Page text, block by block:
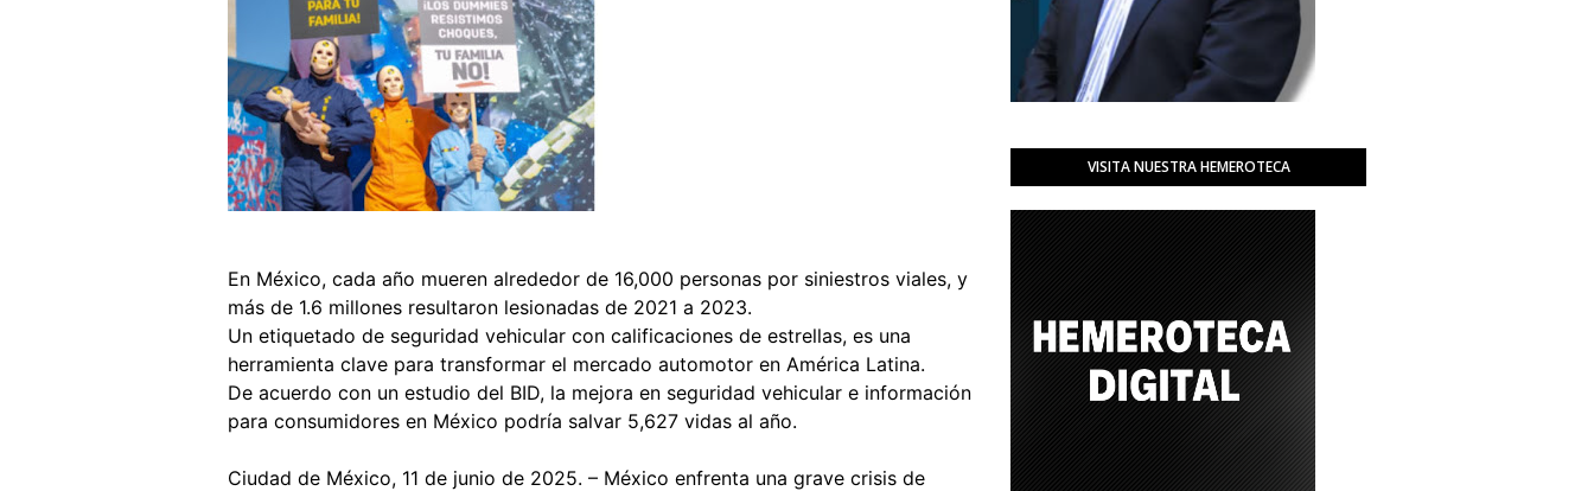
En México, cada año mueren alrededor de 16,000 personas por siniestros viales, y
más de 1.6 millones resultaron lesionadas de 2021 a 2023.
Un etiquetado de seguridad vehicular con calificaciones de estrellas, es una
herramienta clave para transformar el mercado automotor en América Latina.
De acuerdo con un estudio del BID, la mejora en seguridad vehicular e información
para consumidores en México podría salvar 5,627 vidas al año.
Ciudad de México, 11 de junio de 2025. – México enfrenta una grave crisis de
VISITA NUESTRA HEMEROTECA